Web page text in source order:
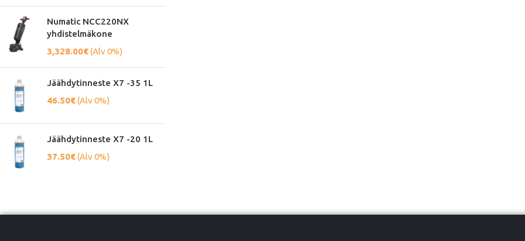
Numatic NCC220NX
yhdistelmäkone
3,328.00€(Alv 0%)
Jäähdytinneste X7 -35 1L
46.50€(Alv 0%)
Jäähdytinneste X7 -20 1L
37.50€(Alv 0%)